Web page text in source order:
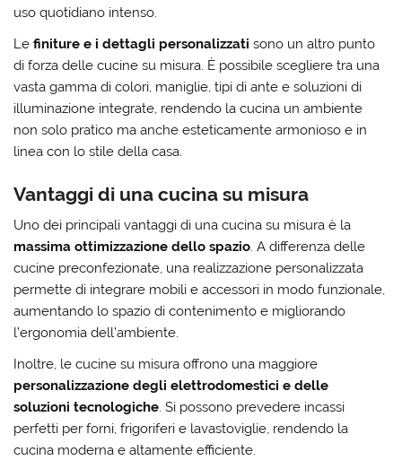
uso quotidiano intenso.
Lefiniture e i dettagli personalizzati sono un altro punto
di forza delle cucine su misura. È possibile scegliere tra una
vasta gamma di colori, maniglie, tipi di ante e soluzioni di
illuminazione integrate, rendendo la cucina un ambiente
non solo pratico ma anche esteticamente armonioso e in
linea con lo stile della casa.
Vantaggi di una cucina su misura
Uno dei principali vantaggi di una cucina su misura è la
massima ottimizzazione dello spazio. A differenza delle
cucine preconfezionate, una realizzazione personalizzata
permette di integrare mobili e accessori in modo funzionale,
aumentando lo spazio di contenimento e migliorando
l’ergonomia dell’ambiente.
Inoltre, le cucine su misura offrono una maggiore
personalizzazione degli elettrodomestici e delle
soluzioni tecnologiche. Si possono prevedere incassi
perfetti per forni, frigoriferi e lavastoviglie, rendendo la
cucina moderna e altamente efficiente.